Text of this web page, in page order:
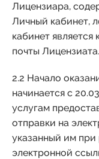
Лицензиара,
Личный кабинет,
кабинет является
почты Лицензиата.
2.2 Начало
начинается с
услугам
отправки на
указанный им
электронной